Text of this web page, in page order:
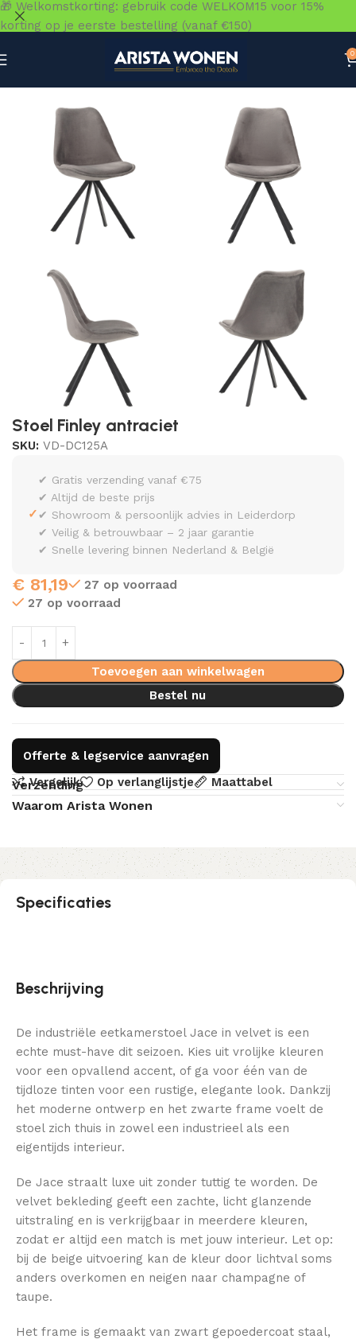
0
Stoel Finley antraciet
SKU: VD-DC125A
✓
✔ Gratis verzending vanaf €75
✔ Altijd de beste prijs
✔ Showroom & persoonlijk advies in Leiderdorp
✔ Veilig & betrouwbaar – 2 jaar garantie
✔ Snelle levering binnen Nederland & België
€ 81,19
27 op voorraad
27 op voorraad
Toevoegen aan winkelwagen
Bestel nu
Offerte & legservice aanvragen
Vergelijk
Op verlanglijstje Maattabel
Verzending
Waarom Arista Wonen
Specificaties
Beschrijving
De industriële eetkamerstoel Jace in velvet is een
echte must-have dit seizoen. Kies uit vrolijke kleuren
voor een opvallend accent, of ga voor één van de
tijdloze tinten voor een rustige, elegante look. Dankzij
het moderne ontwerp en het zwarte frame voelt de
stoel zich thuis in zowel een industrieel als een
eigentijds interieur.
De Jace straalt luxe uit zonder tuttig te worden. De
velvet bekleding geeft een zachte, licht glanzende
uitstraling en is verkrijgbaar in meerdere kleuren,
zodat er altijd een match is met jouw interieur. Let op:
bij de beige uitvoering kan de kleur door lichtval soms
anders overkomen en neigen naar champagne of
taupe.
Het frame is gemaakt van zwart gepoedercoat staal,
🎁 Welkomstkorting: gebruik code WELKOM15 voor 15%
korting op je eerste bestelling (vanaf €150)